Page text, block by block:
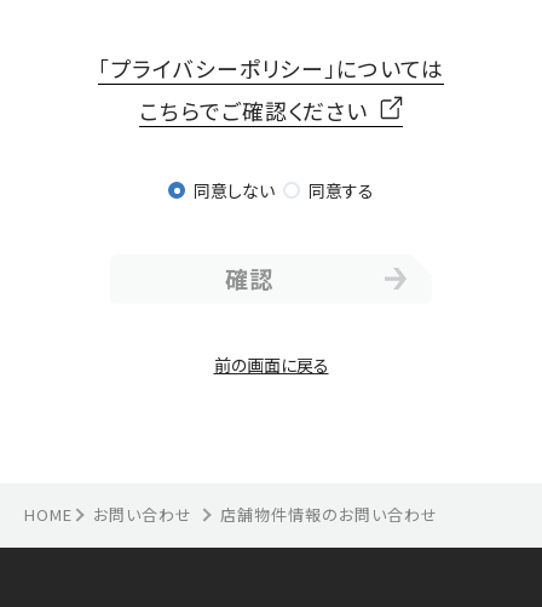
「プライバシーポリシー」については
こちらでご確認ください
同意しない 同意する
確認
前の画面に戻る
HOME お問い合わせ 店舗物件情報のお問い合わせ